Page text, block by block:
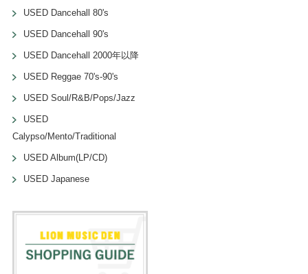
USED Dancehall 80's
USED Dancehall 90's
USED Dancehall 2000年以降
USED Reggae 70's-90's
USED Soul/R&B/Pops/Jazz
USED
Calypso/Mento/Traditional
USED Album(LP/CD)
USED Japanese